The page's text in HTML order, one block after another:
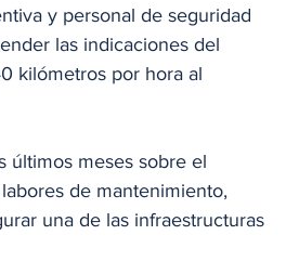
y personal de seguridad
las indicaciones del
kilómetros por hora al
últimos meses sobre el
de mantenimiento,
una de las infraestructuras